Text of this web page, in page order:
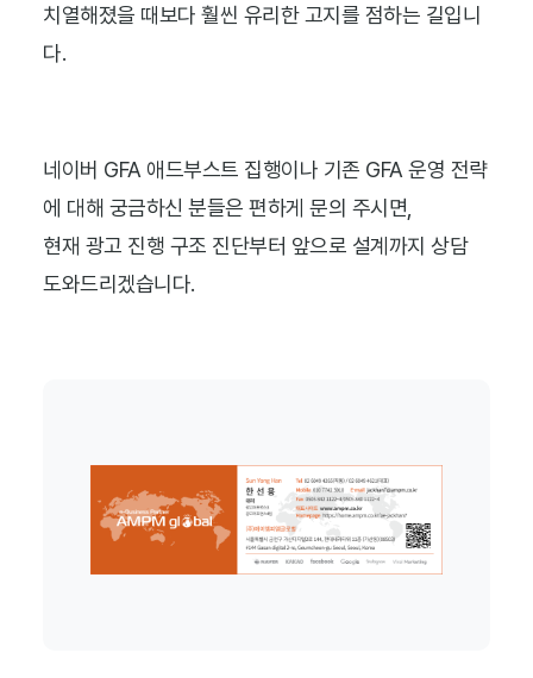
치열해졌을 때보다 훨씬 유리한 고지를 점하는 길입니
다.
네이버 GFA 애드부스트 집행이나 기존 GFA 운영 전략
에 대해 궁금하신 분들은 편하게 문의 주시면,
현재 광고 진행 구조 진단부터 앞으로 설계까지 상담
도와드리겠습니다.